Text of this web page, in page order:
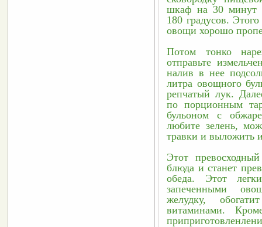
шкаф на 30 минут
180 градусов.
овощи хорошо
Потом тонко
отправьте
налив в нее
литра овощного
репчатый лук.
по порционным
бульоном с
любите зелень,
травки и выложить
Этот
блюда и станет
обеда. Этот
запеченными
желудку,
витаминами.